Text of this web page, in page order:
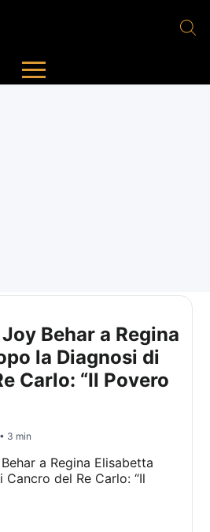
Behar a Regina
la Diagnosi di
Carlo: “Il Povero
• 3 min